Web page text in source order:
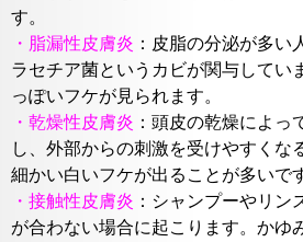
す。
・脂漏性皮膚炎 ：皮脂の分泌が多い
ラセチア菌というカビが関与してい
っぽいフケが見られます。
・乾燥性皮膚炎 ：頭皮の乾燥によっ
し、外部からの刺激を受けやすくな
細かい白いフケが出ることが多いで
・接触性皮膚炎 ：シャンプーやリン
が合わない場合に起こります。かゆ